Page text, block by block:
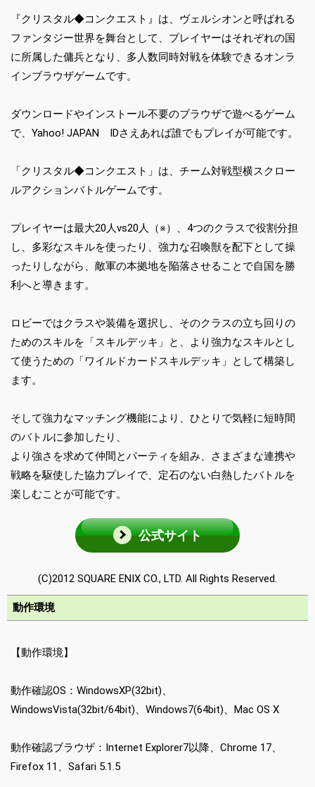
『クリスタル◆コンクエスト』は、ヴェルシオンと呼ばれる
ファンタジー世界を舞台として、プレイヤーはそれぞれの国
に所属した傭兵となり、多人数同時対戦を体験できるオンラ
インブラウザゲームです。
ダウンロードやインストール不要のブラウザで遊べるゲーム
で、Yahoo! JAPAN IDさえあれば誰でもプレイが可能です。
「クリスタル◆コンクエスト」は、チーム対戦型横スクロー
ルアクションバトルゲームです。
プレイヤーは最大20人vs20人（※）、4つのクラスで役割分担
し、多彩なスキルを使ったり、強力な召喚獣を配下として操
ったりしながら、敵軍の本拠地を陥落させることで自国を勝
利へと導きます。
ロビーではクラスや装備を選択し、そのクラスの立ち回りの
ためのスキルを「スキルデッキ」と、より強力なスキルとし
て使うための「ワイルドカードスキルデッキ」として構築し
ます。
そして強力なマッチング機能により、ひとりで気軽に短時間
のバトルに参加したり、
より強さを求めて仲間とパーティを組み、さまざまな連携や
戦略を駆使した協力プレイで、定石のない白熱したバトルを
楽しむことが可能です。
公式サイト
(C)2012 SQUARE ENIX CO., LTD. All Rights Reserved.
動作環境
【動作環境】
動作確認OS：WindowsXP(32bit)、
WindowsVista(32bit/64bit)、Windows7(64bit)、Mac OS X
動作確認ブラウザ：Internet Explorer7以降、Chrome 17、
Firefox 11、Safari 5.1.5